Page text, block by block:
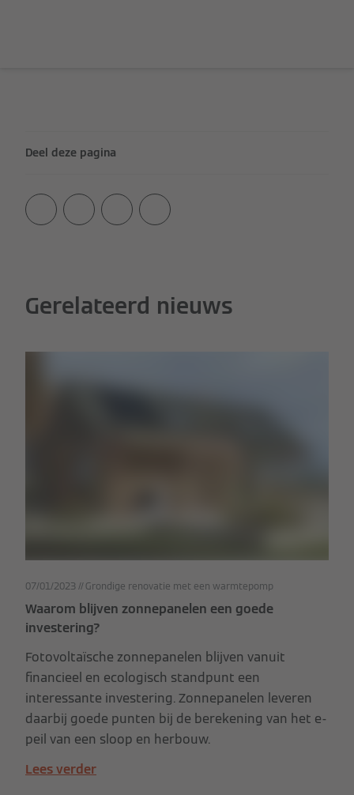
Deel deze pagina
Gerelateerd nieuws
07/01/2023 Grondige renovatie met een warmtepomp
Waarom blijven zonnepanelen een goede
investering?
Fotovoltaïsche zonnepanelen blijven vanuit
financieel en ecologisch standpunt een
interessante investering. Zonnepanelen leveren
daarbij goede punten bij de berekening van het e-
peil van een sloop en herbouw.
Lees verder